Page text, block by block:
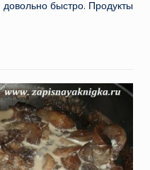
довольно быстро. Продукты